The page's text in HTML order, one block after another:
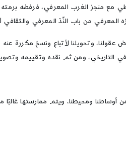
مع منجز الغرب المعرفي، فرفضه برمته
من باب النِّدْ المعرفي والثقافي لا
عقولنا، وتحويلنا لأتباع ونسخ مكررة
التاريخي، ومن ثم نقده وتقييمه
أوساطنا ومحيطنا، ويتم ممارستها